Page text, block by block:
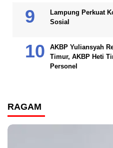
Lampung Perkuat
Sosial
AKBP Yuliansyah
Timur, AKBP Heti
Personel
RAGAM